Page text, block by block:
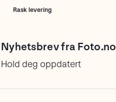
Rask levering
Nyhetsbrev fra Foto.no
Hold deg oppdatert